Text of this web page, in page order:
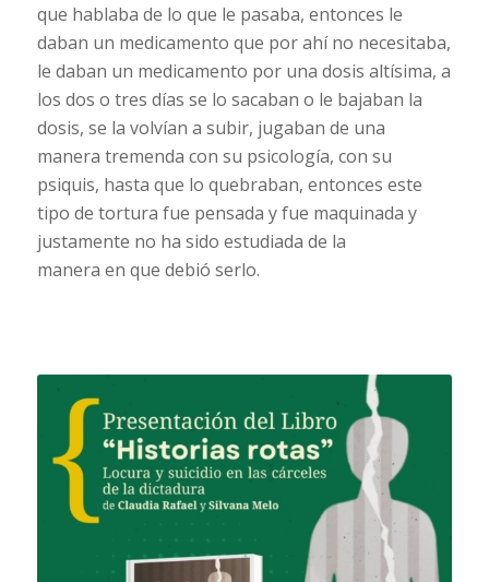
que hablaba de lo que le pasaba, entonces le
daban un medicamento que por ahí no necesitaba,
le daban un medicamento por una dosis altísima, a
los dos o tres días se lo sacaban o le bajaban la
dosis, se la volvían a subir, jugaban de una
manera tremenda con su psicología, con su
psiquis, hasta que lo quebraban, entonces este
tipo de tortura fue pensada y fue maquinada y
justamente no ha sido estudiada de la
manera en que debió serlo.